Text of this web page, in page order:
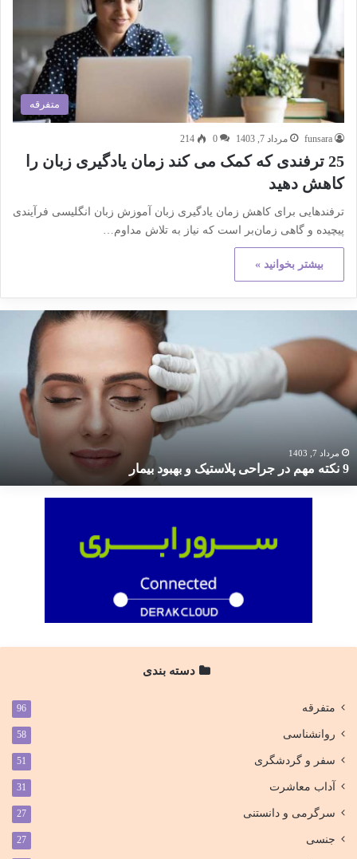
متفرقه
funsara مرداد 7, 1403 0
214
25 ترفندی که کمک می کند زمان یادگیری زبان را
کاهش دهید
ترفندهایی برای کاهش زمان یادگیری زبان آموزش زبان انگلیسی فرآیندی
پیچیده و گاهی زمان‌بر است که نیاز به تلاش مداوم…
بیشتر بخوانید »
مهم
جراحی
پلاستیک
و
بیمارمرداد 7, 1403
9 نکته مهم در جراحی پلاستیک و بهبود بیمار
دسته بندی
متفرقه 96
روانشناسی 58
سفر و گردشگری 51
آداب معاشرت 31
سرگرمی و دانستنی 27
جنسی 27